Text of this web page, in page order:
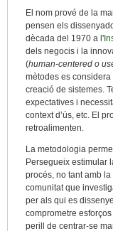
El nom prové de la
pensen els
dècada del 1970 a l'
dels negocis i la
(human-centered o
mètodes es
creació de sistemes.
expectatives i
context d’ús, etc. El
retroalimenten.
La metodologia
Persegueix estimular
procés, no tant amb
comunitat que
per als qui es
comprometre
perill de centrar-se